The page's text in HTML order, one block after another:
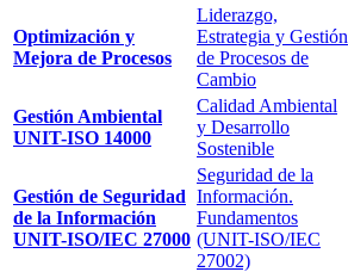
Optimización y
Mejora de Procesos
Liderazgo,
Estrategia y Gestión
de Procesos de
Cambio
Gestión Ambiental
UNIT-ISO 14000
Calidad Ambiental
y Desarrollo
Sostenible
Gestión de Seguridad
de la Información
UNIT-ISO/IEC 27000
Seguridad de la
Información.
Fundamentos
(UNIT-ISO/IEC
27002)